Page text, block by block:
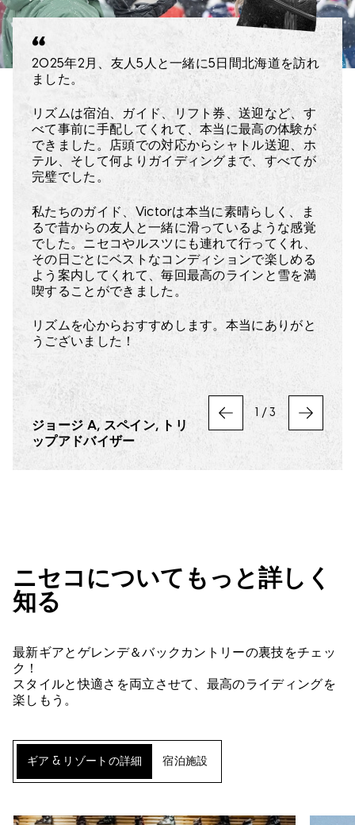
2025年2月、友人5人と一緒に5日間北海道を訪れ
ました。
リズムは宿泊、ガイド、リフト券、送迎など、す
べて事前に手配してくれて、本当に最高の体験が
できました。店頭での対応からシャトル送迎、ホ
テル、そして何よりガイディングまで、すべてが
完璧でした。
私たちのガイド、Victorは本当に素晴らしく、ま
るで昔からの友人と一緒に滑っているような感覚
でした。ニセコやルスツにも連れて行ってくれ、
その日ごとにベストなコンディションで楽しめる
よう案内してくれて、毎回最高のラインと雪を満
喫することができました。
リズムを心からおすすめします。本当にありがと
うございました！
ジョージ A, スペイン, トリ
ップアドバイザー
一生に一度の最高の旅でした！
雪にも恵まれただけでなく、ガイドのEllieをはじ
め、リズムチームの皆さんが本当に素晴らしかっ
たです。
アメリカ各地から集まった大人5人の旅行を計画
するのは大変でしたが、リズムチームはとても親
切で、丁寧にコミュニケーションをとってくれ、
私たちに合ったベストなプランを一緒に考えてく
れました。
現地に到着してからは、Melanieが初日の朝にわ
ざわざ挨拶に来てくれて、とても嬉しい気遣いで
した。空港に着いてから出発するまで、何も心配
せず、すべてお任せできたのが本当に快適で、旅
行そのものを心から楽しむことができました。
時間の節約だけでも、費用の価値は十分にありま
世界中の旅行もリズムと一緒に計画できたらいい
のに…と思うほど、素晴らしい体験でした！
ローレン141414, トリップア
ドバイザー
事前のメールや電話でのやりとりは素晴らしく、
返事も早く、説明もとても分かりやすかったで
す。質問にも常に丁寧に対応してくれました。
日本での現地サポートも完璧で、空港の送迎はス
ムーズそのもの。車両もドライバーも一流で、ま
ったくストレスを感じることはありませんでし
た。
ニセコでの宿泊施設には、グループ全員が感動！
まさかあれほどのラグジュアリーを体験できると
は思いませんでした。しかも、「スキーイン・ス
キーアウト」という約束も、これまでにないレベ
ルで実現されていました。本当に最高でした。
また必ず行きたいと思える旅でした！ というか、
もう次も計画中です！
マーク D, トリップアドバイ
ザー
/3
NEXT
ニセコについてもっと詳しく
知る
最新ギアとゲレンデ＆バックカントリーの裏技をチェッ
ク！
スタイルと快適さを両立させて、最高のライディングを
楽しもう。
ギア & リゾートの詳細 宿泊施設